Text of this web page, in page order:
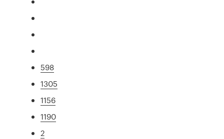
598
1305
1156
1190
2